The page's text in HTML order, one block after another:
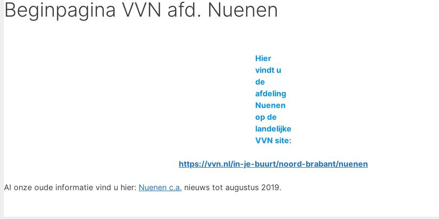
Beginpagina VVN afd. Nuenen
Hier
vindt u
de
afdeling
Nuenen
op de
landelijke
VVN site:
https://vvn.nl/in-je-buurt/noord-brabant/nuenen
Al onze oude informatie vind u hier: Nuenen c.a. nieuws tot augustus 2019.